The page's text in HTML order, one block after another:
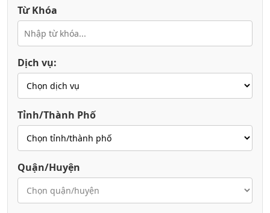
Từ Khóa
Dịch vụ:
Tỉnh/Thành Phố
Quận/Huyện